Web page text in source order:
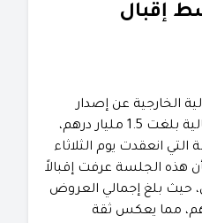
إقبال
الخارجية عن إصدار
سندات للخزينة بقيمة إجمالية بلغت 1.5 مليار درهم،
انعقدت يوم الثلاثاء
بأن هذه الجلسة عرفت إقبالاً
حيث بلغ إجمالي العروض
مليار درهم، مما يعكس ثقة